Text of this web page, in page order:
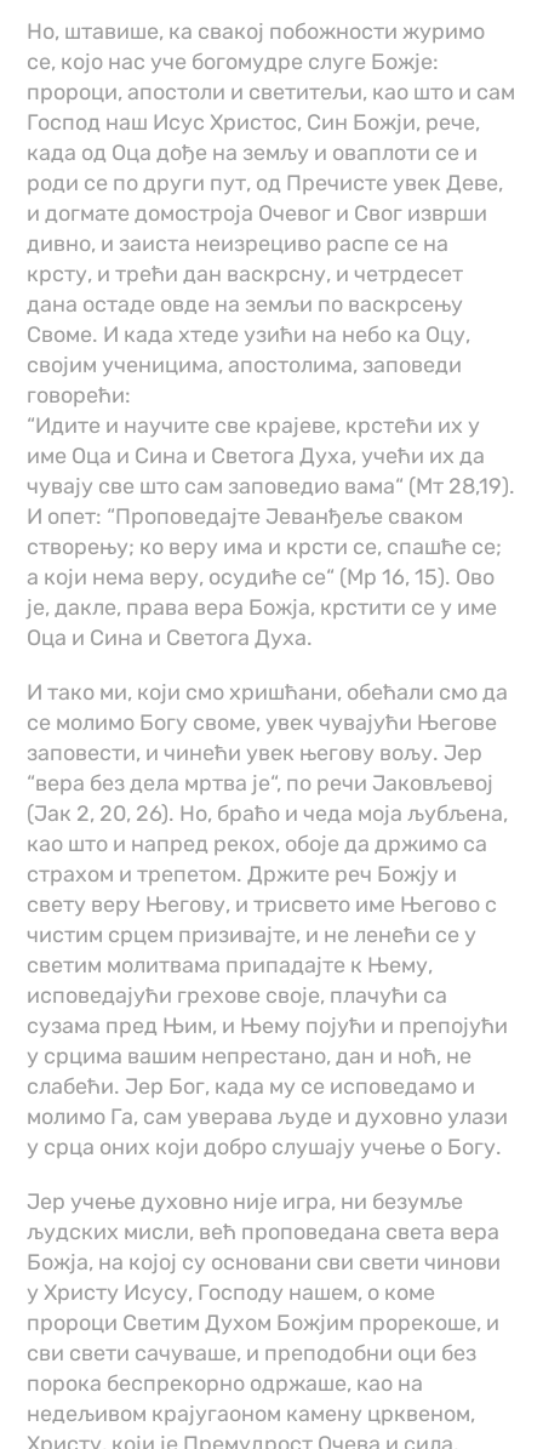
Но, штавише, ка свакој побожности журимо
се, којо нас уче богомудре слуге Божје:
пророци, апостоли и светитељи, као што и сам
Господ наш Исус Христос, Син Божји, рече,
када од Оца дође на земљу и оваплоти се и
роди се по други пут, од Пречисте увек Деве,
и догмате домостроја Очевог и Свог изврши
дивно, и заиста неизрециво распе се на
крсту, и трећи дан васкрсну, и четрдесет
дана остаде овде на земљи по васкрсењу
Своме. И када хтеде узићи на небо ка Оцу,
својим ученицима, апостолима, заповеди
говорећи:
“Идите и научите све крајеве, крстећи их у
име Оца и Сина и Светога Духа, учећи их да
чувају све што сам заповедио вама“ (Мт 28,19).
И опет: “Проповедајте Јеванђеље сваком
створењу; ко веру има и крсти се, спашће се;
а који нема веру, осудиће се“ (Мр 16, 15). Ово
је, дакле, права вера Божја, крстити се у име
Оца и Сина и Светога Духа.
И тако ми, који смо хришћани, обећали смо да
се молимо Богу своме, увек чувајући Његове
заповести, и чинећи увек његову вољу. Јер
“вера без дела мртва је“, по речи Јаковљевој
(Јак 2, 20, 26). Но, браћо и чеда моја љубљена,
као што и напред рекох, обоје да држимо са
страхом и трепетом. Држите реч Божју и
свету веру Његову, и трисвето име Његово с
чистим срцем призивајте, и не ленећи се у
светим молитвама припадајте к Њему,
исповедајући грехове своје, плачући са
сузама пред Њим, и Њему појући и препојући
у срцима вашим непрестано, дан и ноћ, не
слабећи. Јер Бог, када му се исповедамо и
молимо Га, сам уверава људе и духовно улази
у срца оних који добро слушају учење о Богу.
Јер учење духовно није игра, ни безумље
људских мисли, већ проповедана света вера
Божја, на којој су основани сви свети чинови
у Христу Исусу, Господу нашем, о коме
пророци Светим Духом Божјим прорекоше, и
сви свети сачуваше, и преподобни оци без
порока беспрекорно одржаше, као на
недељивом крајугаоном камену црквеном,